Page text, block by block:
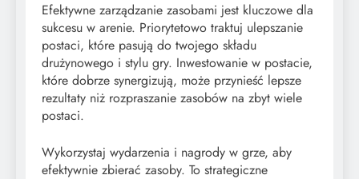
Efektywne zarządzanie zasobami jest kluczowe dla
sukcesu w arenie. Priorytetowo traktuj ulepszanie
postaci, które pasują do twojego składu
drużynowego i stylu gry. Inwestowanie w postacie,
które dobrze synergizują, może przynieść lepsze
rezultaty niż rozpraszanie zasobów na zbyt wiele
postaci.
Wykorzystaj wydarzenia i nagrody w grze, aby
efektywnie zbierać zasoby. To strategiczne